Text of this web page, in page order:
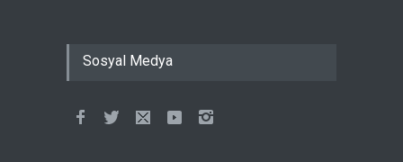
Sosyal Medya